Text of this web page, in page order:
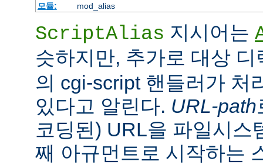
모듈:
mod_alias
ScriptAlias 지시어는
슷하지만, 추가로 대상
의 cgi-script 핸들러가 처
있다고 알린다. URL-path
코딩된) URL을 파일시스
째 아규먼트로 시작하는